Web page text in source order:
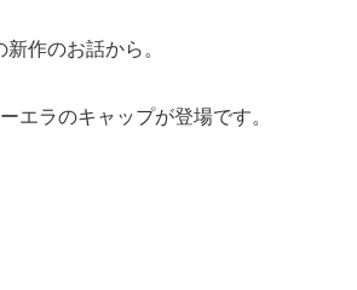
作のお話から。
エラのキャップが登場です。